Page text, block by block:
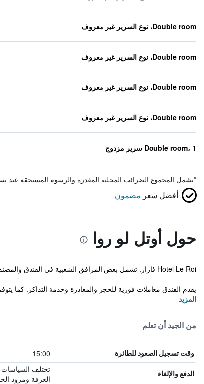
Double room، نوع السرير غير معروف
Double room، نوع السرير غير معروف
Double room، نوع السرير غير معروف
Double room، نوع السرير غير معروف
Double room، 1 سرير مزدوج
*يشمل المجموع الضرائب المحلية المقدرة والرسوم المستحقة عند
أفضل سعر مضمون
حول أوتل لو روا
Hotel Le Roi فاراز. تشمل بعض المرافق الشعبية في الفندق والمصنف 3 نجوم تراس على سطح وواي فاي مجاني.
يقدم الفندق معاملات فورية للحجز والمغادرة وخدمة التذاكر. كما
المزيد
من الجيد أن تعلم
وقت تسجيل الصعود للطائرة 15:00
الدفع والإلغاء
تختلف
الغرفة ومزود